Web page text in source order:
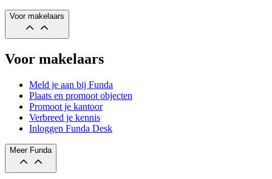
Voor makelaars
Voor makelaars
Meld je aan bij Funda
Plaats en promoot objecten
Promoot je kantoor
Verbreed je kennis
Inloggen Funda Desk
Meer Funda